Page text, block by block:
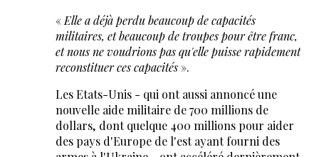
« Elle a déjà perdu beaucoup de capacités
militaires, et beaucoup de troupes pour être franc,
et nous ne voudrions pas qu'elle puisse rapidement
reconstituer ces capacités».
Les Etats-Unis - qui ont aussi annoncé une
nouvelle aide militaire de 700 millions de
dollars, dont quelque 400 millions pour aider
des pays d'Europe de l'est ayant fourni des